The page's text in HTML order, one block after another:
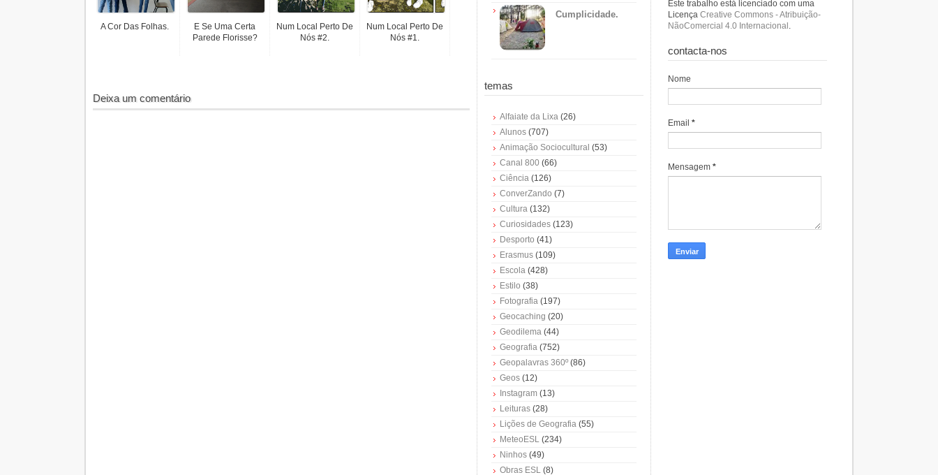
A Cor Das Folhas.
E Se Uma Certa
Parede Florisse?
Num Local Perto De
Nós #2.
Num Local Perto De
Nós #1.
Deixa um comentário
Cumplicidade.
temas
Alfaiate da Lixa (26)
Alunos (707)
Animação Sociocultural (53)
Canal 800 (66)
Ciência (126)
ConverZando (7)
Cultura (132)
Curiosidades (123)
Desporto (41)
Erasmus (109)
Escola (428)
Estilo (38)
Fotografia (197)
Geocaching (20)
Geodilema (44)
Geografia (752)
Geopalavras 360º (86)
Geos (12)
Instagram (13)
Leituras (28)
Lições de Geografia (55)
MeteoESL (234)
Ninhos (49)
Obras ESL (8)
Este trabalho está licenciado com uma
Licença Creative Commons - Atribuição-
NãoComercial 4.0 Internacional .
contacta-nos
Nome
Email *
Mensagem *